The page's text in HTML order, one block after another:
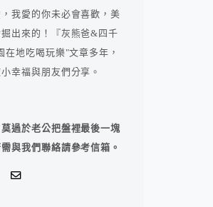
我愛的你未必會喜歡，美
出來的！『灰熊爸&四千
在地吃喝玩樂"文章多年，
幸福與朋友們分享。
過於老公把盤裡最後一塊
與我們聯絡請參考信箱。